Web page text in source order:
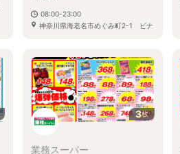
08:00-23:00
神奈川県海老名市めぐみ町2-1 ビナ
3枚
業務スーパー